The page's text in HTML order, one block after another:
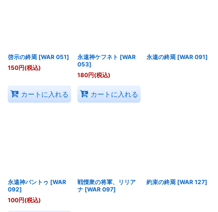
啓示の終焉 [WAR 051]
150円(税込)
カートに入れる
永遠神ケフネト [WAR
053]
180円(税込)
カートに入れる
永遠の終焉 [WAR 091]
永遠神バントゥ [WAR
092]
100円(税込)
戦慄衆の将軍、リリア
ナ [WAR 097]
約束の終焉 [WAR 127]